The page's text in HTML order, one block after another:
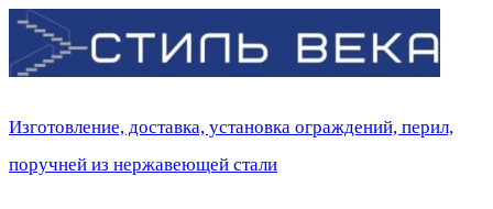
Перейти
к
Изготовление, доставка, установка ограждений, перил,
поручней из нержавеющей стали